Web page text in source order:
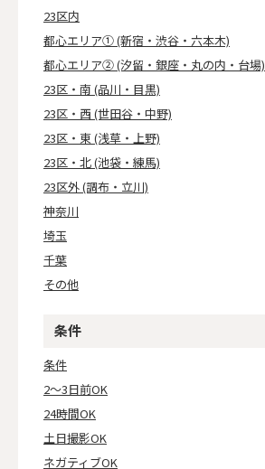
23区内
都心エリア① (新宿・渋谷・六本木)
都心エリア② (汐留・銀座・丸の内・台場)
23区・南 (品川・目黒)
23区・西 (世田谷・中野)
23区・東 (浅草・上野)
23区・北 (池袋・練馬)
23区外 (調布・立川)
神奈川
埼玉
千葉
その他
条件
条件
2～3日前OK
24時間OK
土日撮影OK
ネガティブOK